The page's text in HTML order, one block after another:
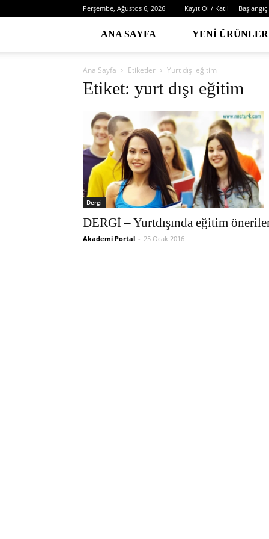
Perşembe, Ağustos 6, 2026 Kayıt Ol / Katıl Başlangıç
ANA SAYFA YENI ÜRÜNLER
Ana Sayfa Etiketler Yurt dışı eğitim
Etiket: yurt dışı eğitim
Dergi
DERGİ – Yurtdışında eğitim
Akademi Portal - 25 Ocak 2016